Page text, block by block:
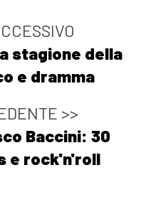
69
La città
Ferrari:
stagione della
e dramma
>>
Baccini: 30
e rock'n'roll